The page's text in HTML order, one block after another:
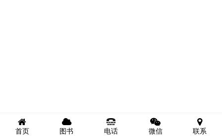
首页 图书 电话 微信 联系